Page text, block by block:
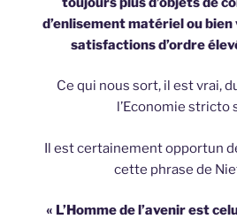
d’enlisement matériel ou
satisfactions d’ordre
Ce qui nous sort, il est vrai,
l’Economie stricto
Il est certainement opportun
cette phrase de
« L’Homme de l’avenir est